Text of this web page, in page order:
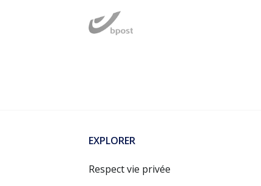
EXPLORER
Respect vie privée